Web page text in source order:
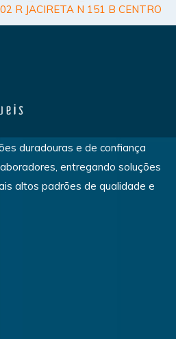
R JACIRETA N 151 B CENTRO
duradouras e de confiança
entregando soluções
altos padrões de qualidade e